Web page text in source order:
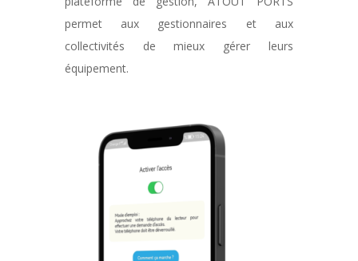
permet aux gestionnaires et aux
collectivités de mieux gérer leurs
équipement.